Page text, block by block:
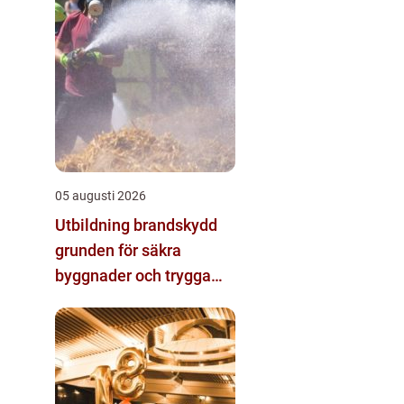
05 augusti 2026
Utbildning brandskydd
grunden för säkra
byggnader och trygga